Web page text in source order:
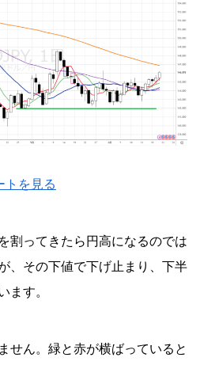
トを見る
割ってきたら円高になるのでは
、その下値で下げ止まり、下半
ます。
せん。緑と赤が横ばっていると